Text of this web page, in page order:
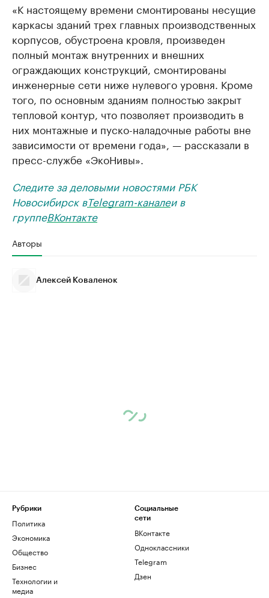
«К настоящему времени смонтированы несущие
каркасы зданий трех главных производственных
корпусов, обустроена кровля, произведен
полный монтаж внутренних и внешних
ограждающих конструкций, смонтированы
инженерные сети ниже нулевого уровня. Кроме
того, по основным зданиям полностью закрыт
тепловой контур, что позволяет производить в
них монтажные и пуско-наладочные работы вне
зависимости от времени года», — рассказали в
пресс-службе «ЭкоНивы».
Следите за деловыми новостями РБК
Новосибирск вTelegram-каналеи в
группеВКонтакте
Авторы
Алексей Коваленок
Рубрики
Политика
Экономика
Общество
Бизнес
Технологии и
медиа
Социальные
сети
ВКонтакте
Одноклассники
Telegram
Дзен